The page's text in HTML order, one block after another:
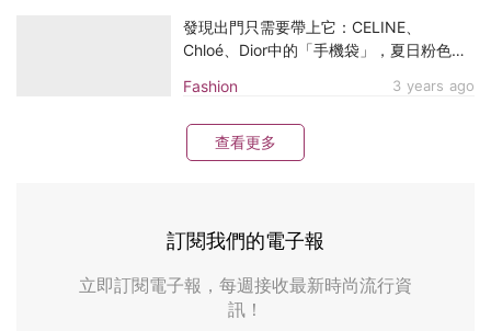
Fashion 3 years ago
發現出門只需要帶上它：CELINE、
Chloé、Dior中的「手機袋」，夏日粉色
查看更多
訂閱我們的電子報
立即訂閱電子報，每週接收最新時尚流行資
訊！